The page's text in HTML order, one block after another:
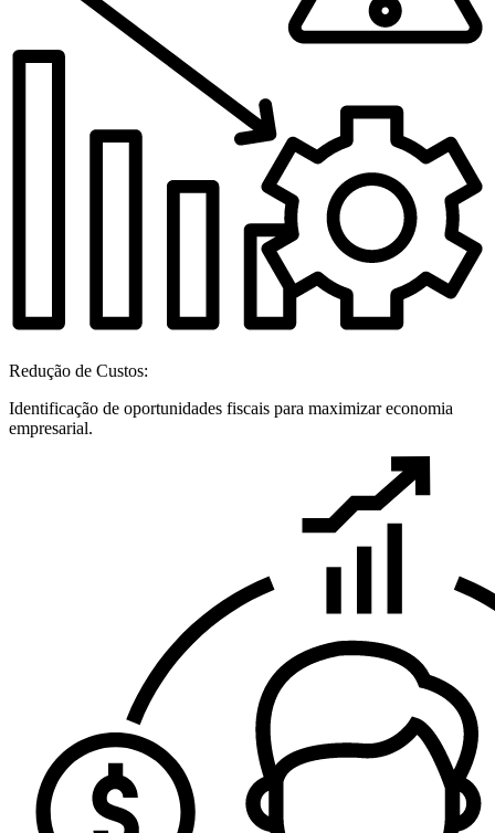
Redução de Custos:
Identificação de oportunidades fiscais para maximizar economia
empresarial.